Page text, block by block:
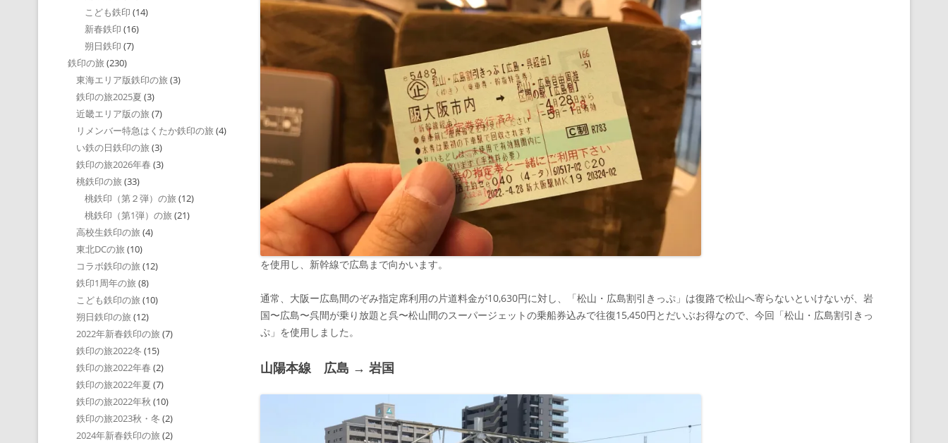
を使用し、新幹線で広島まで向かいます。
通常、大阪ー広島間のぞみ指定席利用の片道料金が10,630円に対し、「松山・広島割引きっぷ」は復路で松山へ寄らないといけないが、岩
国〜広島〜呉間が乗り放題と呉〜松山間のスーパージェットの乗船券込みで往復15,450円とだいぶお得なので、今回「松山・広島割引きっ
ぷ」を使用しました。
山陽本線 広島 → 岩国
こども鉄印 (14)
新春鉄印 (16)
朔日鉄印 (7)
鉄印の旅 (230)
東海エリア版鉄印の旅 (3)
鉄印の旅2025夏 (3)
近畿エリア版の旅 (7)
リメンバー特急はくたか鉄印の旅 (4)
い鉄の日鉄印の旅 (3)
鉄印の旅2026年春 (3)
桃鉄印の旅 (33)
桃鉄印（第２弾）の旅 (12)
桃鉄印（第1弾）の旅 (21)
高校生鉄印の旅 (4)
東北DCの旅 (10)
コラボ鉄印の旅 (12)
鉄印1周年の旅 (8)
こども鉄印の旅 (10)
朔日鉄印の旅 (12)
2022年新春鉄印の旅 (7)
鉄印の旅2022冬 (15)
鉄印の旅2022年春 (2)
鉄印の旅2022年夏 (7)
鉄印の旅2022年秋 (10)
鉄印の旅2023秋・冬 (2)
2024年新春鉄印の旅 (2)